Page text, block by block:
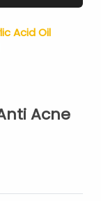
Acid Oil
Acne